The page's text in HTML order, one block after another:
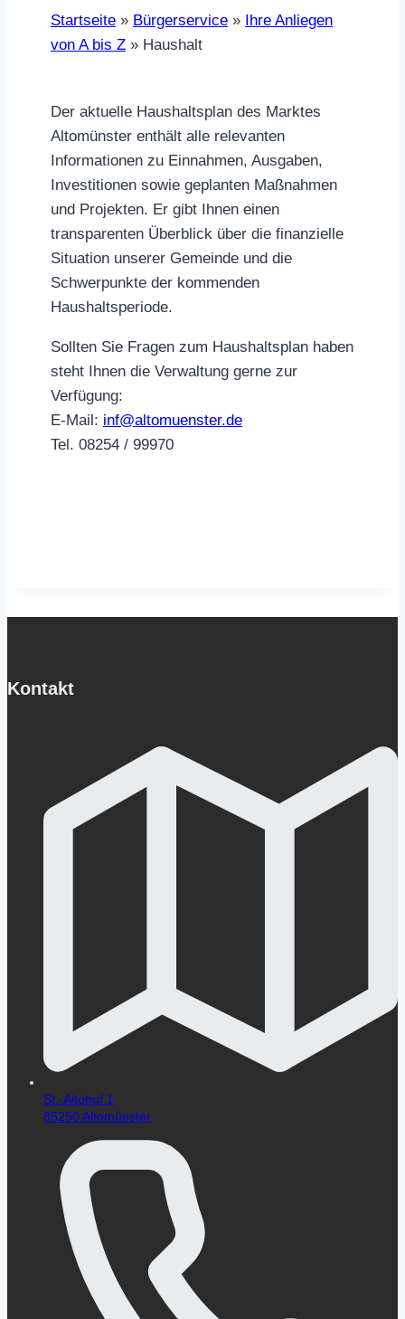
Startseite » Bürgerservice » Ihre Anliegen
von A bis Z » Haushalt
Der aktuelle Haushaltsplan des Marktes
Altomünster enthält alle relevanten
Informationen zu Einnahmen, Ausgaben,
Investitionen sowie geplanten Maßnahmen
und Projekten. Er gibt Ihnen einen
transparenten Überblick über die finanzielle
Situation unserer Gemeinde und die
Schwerpunkte der kommenden
Haushaltsperiode.
Sollten Sie Fragen zum Haushaltsplan haben
steht Ihnen die Verwaltung gerne zur
Verfügung:
E-Mail: inf@altomuenster.de
Tel. 08254 / 99970
Kontakt
St.-Altohof 1
85250 Altomünster